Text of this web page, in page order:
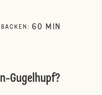
BACKEN : 60 MIN
Gugelhupf?